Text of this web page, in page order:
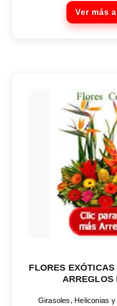
Ver más
FLORES
ARREGLOS
Girasoles, Heliconias